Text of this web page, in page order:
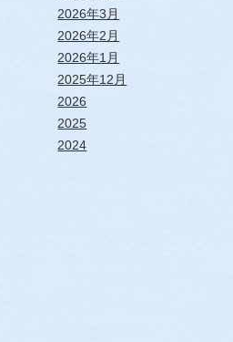
2026年3月
2026年2月
2026年1月
2025年12月
2026
2025
2024